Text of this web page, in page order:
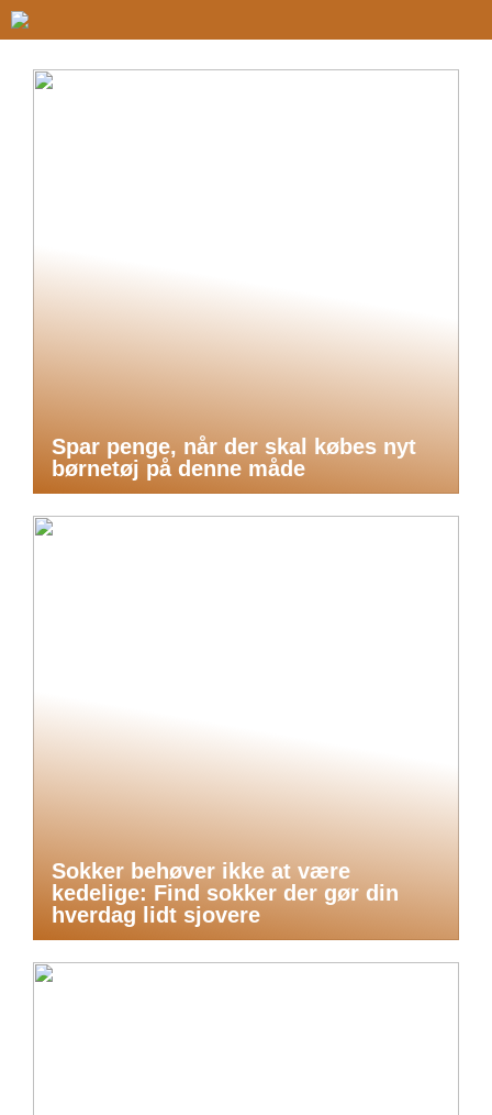
Spar penge, når der skal købes nyt
børnetøj på denne måde
Sokker behøver ikke at være
kedelige: Find sokker der gør din
hverdag lidt sjovere